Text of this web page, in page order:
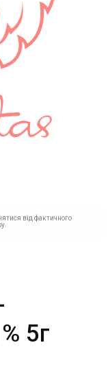
від фактичного
5г